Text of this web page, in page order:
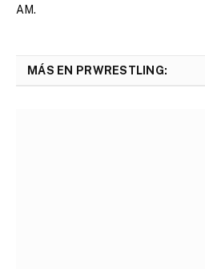
AM.
MÁS EN PRWRESTLING: